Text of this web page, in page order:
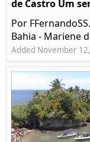
de Castro Um
Por
Bahia - Mariene
Added November